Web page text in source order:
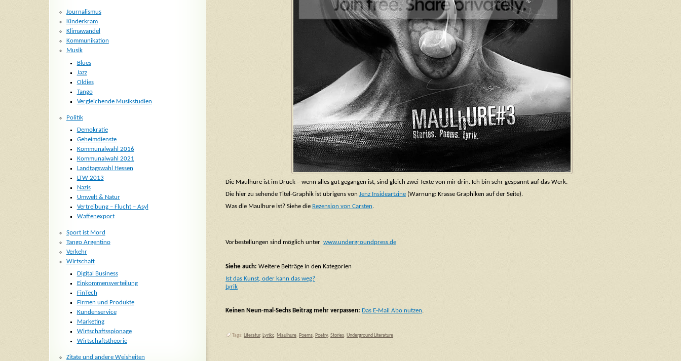
Die Maulhure ist im Druck – wenn alles gut gegangen ist, sind gleich zwei Texte von mir drin. Ich bin sehr gespannt auf das Werk.
Die hier zu sehende Titel-Graphik ist übrigens von Jenz Insideartzine (Warnung: Krasse Graphiken auf der Seite).
Was die Maulhure ist? Siehe die Rezension von Carsten.
Vorbestellungen sind möglich unter www.undergroundpress.de
Siehe auch: Weitere Beiträge in den Kategorien
Ist das Kunst, oder kann das weg?
Lyrik
Keinen Neun-mal-Sechs Beitrag mehr verpassen: Das E-Mail Abo nutzen.
Tags: Literatur, Lyrikc, Maulhure, Poems, Poetry, Stories, Underground Literature
Journalismus
Kinderkram
Klimawandel
Kommunikation
Musik
Blues
Jazz
Oldies
Tango
Vergleichende Musikstudien
Politik
Demokratie
Geheimdienste
Kommunalwahl 2016
Kommunalwahl 2021
Landtagswahl Hessen
LTW 2013
Nazis
Umwelt & Natur
Vertreibung – Flucht – Asyl
Waffenexport
Sport ist Mord
Tango Argentino
Verkehr
Wirtschaft
Digital Business
Einkommensverteilung
FinTech
Firmen und Produkte
Kundenservice
Marketing
Wirtschaftsspionage
Wirtschaftstheorie
Zitate und andere Weisheiten